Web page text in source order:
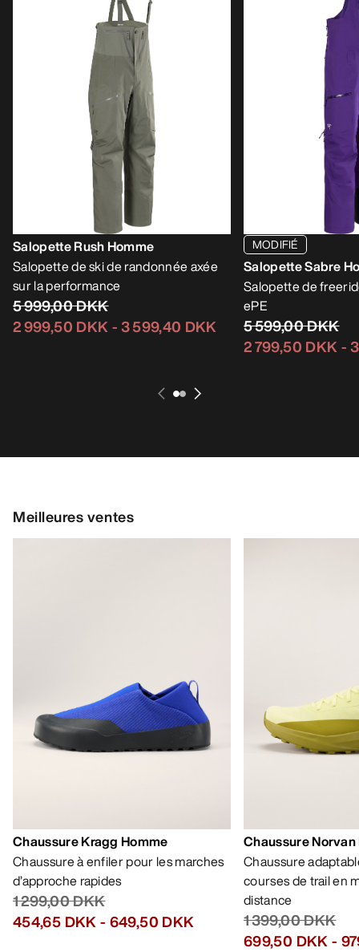
Salopette Rush Homme
Salopette de ski de randonnée axée
sur la performance
5 999,00 DKK
2 999,50 DKK-3 599,40 DKK
MODIFIÉ
Salopette Sabre
Salopette de
ePE
5 599,00 DKK
2 799,50 DKK-
Meilleures ventes
Chaussure Kragg Homme
Chaussure à enfiler pour les marches
d’approche rapides
1 299,00 DKK
454,65 DKK- 649,50 DKK
Chaussure
Chaussure
courses de trail en
distance
1 399,00 DKK
699,50 DKK-